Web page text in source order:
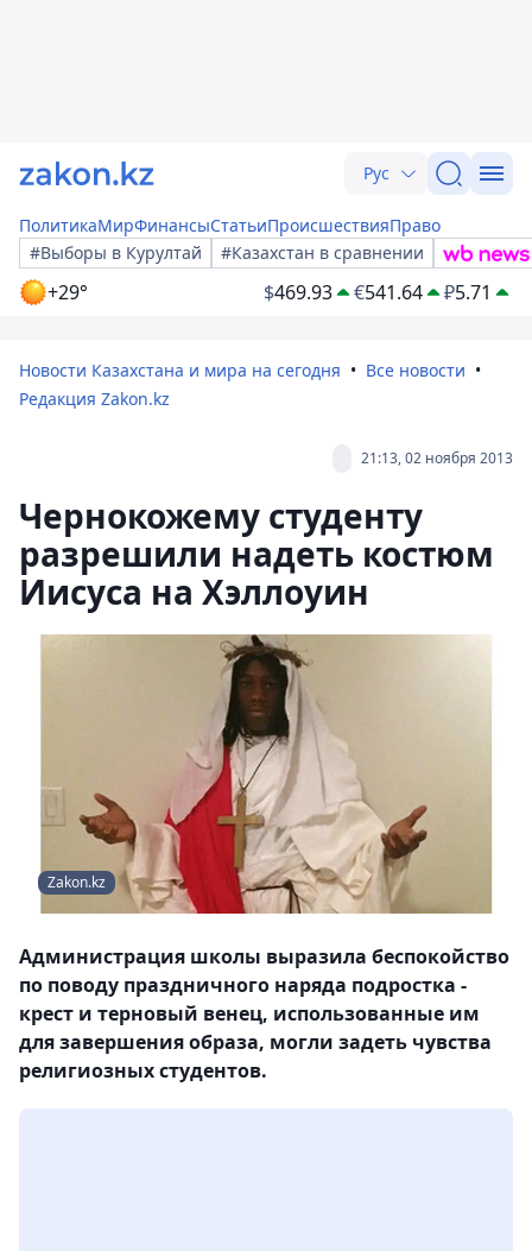
Рус
ПолитикаМирФинансыСтатьиПроисшествияПраво
#Выборы в Курултай
#Казахстан в сравнении
+29° $469.93 €541.64 ₽5.71
Новости Казахстана и мира на сегодня
Все новости
Редакция Zakon.kz
21:13, 02 ноября 2013
Чернокожему студенту
разрешили надеть костюм
Иисуса на Хэллоуин
Zakon.kz
Администрация школы выразила беспокойство
по поводу праздничного наряда подростка -
крест и терновый венец, использованные им
для завершения образа, могли задеть чувства
религиозных студентов.